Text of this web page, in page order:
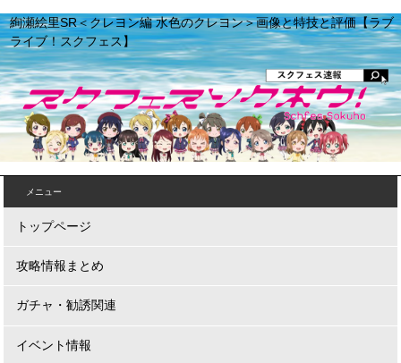
絢瀬絵里SR＜クレヨン編 水色のクレヨン＞画像と特技と評価【ラブ
ライブ！スクフェス】
メニュー
トップページ
攻略情報まとめ
ガチャ・勧誘関連
イベント情報